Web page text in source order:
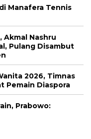
Manafera Tennis
Akmal Nashru
Pulang Disambut
2026, Timnas
Pemain Diaspora
Prabowo: